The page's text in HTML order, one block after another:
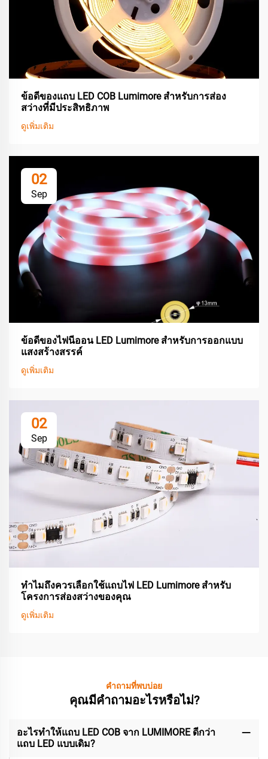
ข้อดีของแถบ LED COB Lumimore สำหรับการส่อง
สว่างที่มีประสิทธิภาพ
ดูเพิ่มเติม
02
Sep
ข้อดีของไฟนีออน LED Lumimore สำหรับการออกแบบ
แสงสร้างสรรค์
ดูเพิ่มเติม
02
Sep
ทำไมถึงควรเลือกใช้แถบไฟ LED Lumimore สำหรับ
โครงการส่องสว่างของคุณ
ดูเพิ่มเติม
คำถามที่พบบ่อย
คุณมีคำถามอะไรหรือไม่?
อะไรทำให้แถบ LED COB จาก LUMIMORE ดีกว่า
แถบ LED แบบเดิม?